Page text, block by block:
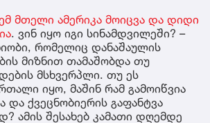
მთელი ამერიკა მოიცვა და დიდი
. ვინ იყო იგი სინამდვილეში? –
რომელიც დანაშაულის
მიზნით თამაშობდა თუ
მსხვერპლი. თუ ეს
იყო, მაშინ რამ გამოიწვია
და ქვეცნობიერის გაფანტვა
ამის შესახებ კამათი დღემდე